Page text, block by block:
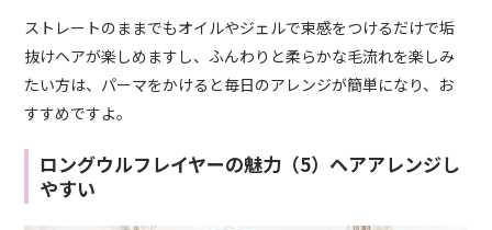
ストレートのままでもオイルやジェルで束感をつけるだけで垢
抜けヘアが楽しめますし、ふんわりと柔らかな毛流れを楽しみ
たい方は、パーマをかけると毎日のアレンジが簡単になり、お
すすめですよ。
ロングウルフレイヤーの魅力（5）ヘアアレンジし
やすい